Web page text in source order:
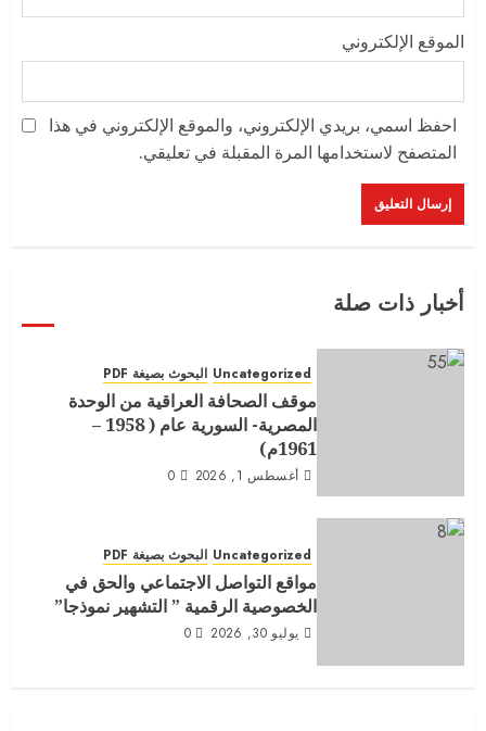
الموقع الإلكتروني
احفظ اسمي، بريدي الإلكتروني، والموقع الإلكتروني في هذا
المتصفح لاستخدامها المرة المقبلة في تعليقي.
أخبار ذات صلة
Uncategorized البحوث بصيغة PDF
موقف الصحافة العراقية من الوحدة
المصرية- السورية عام ( 1958 –
1961م)
أغسطس 1, 2026 0
Uncategorized البحوث بصيغة PDF
مواقع التواصل الاجتماعي والحق في
الخصوصية الرقمية ” التشهير نموذجا”
يوليو 30, 2026 0